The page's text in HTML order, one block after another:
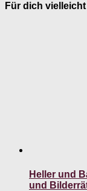
Für dich
Heller und
und